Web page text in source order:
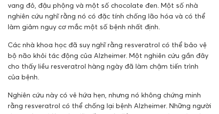
vang đỏ, đậu phộng và một số chocolate đen. Một số nhà
nghiên cứu nghĩ rằng nó có đặc tính chống lão hóa và có thể
làm giảm nguy cơ mắc một số bệnh nhất định.
Các nhà khoa học đã suy nghĩ rằng resveratrol có thể bảo vệ
bộ não khỏi tác động của Alzheimer. Một nghiên cứu gần đây
cho thấy liều resveratrol hàng ngày đã làm chậm tiến trình
của bệnh.
Nghiên cứu này có vẻ hứa hẹn, nhưng nó không chứng minh
rằng resveratrol có thể chống lại bệnh Alzheimer. Những người